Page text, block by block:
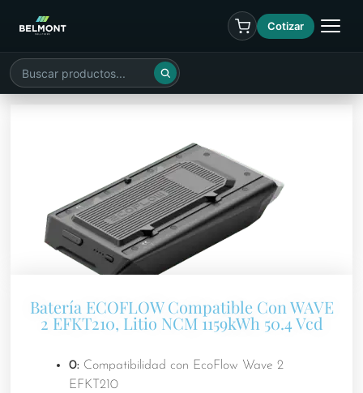
Cotizar
Batería ECOFLOW Compatible Con WAVE
2 EFKT210, Litio NCM 1159kWh 50.4 Vcd
0: Compatibilidad con EcoFlow Wave 2
EFKT210